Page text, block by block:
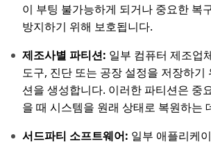
이 부팅 불가능하게 되거나 중요한 복
방지하기 위해 보호됩니다.
제조사별 파티션: 일부 컴퓨터 제조업
도구, 진단 또는 공장 설정을 저장하기
션을 생성합니다. 이러한 파티션은 중
을 때 시스템을 원래 상태로 복원하는
서드파티 소프트웨어: 일부 애플리케